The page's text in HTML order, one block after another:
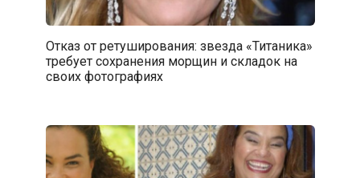
Отказ от ретуширования: звезда «Титаника»
требует сохранения морщин и складок на
своих фотографиях